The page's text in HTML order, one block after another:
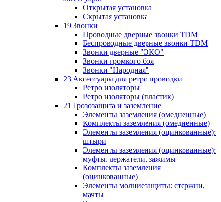
Открытая установка
Скрытая установка
19 Звонки
Проводные дверные звонки TDM
Беспроводные дверные звонки TDM
Звонки дверные "ЭКО"
Звонки громкого боя
Звонки "Народная"
23 Аксессуары для ретро проводки
Ретро изоляторы
Ретро изоляторы (пластик)
21 Грозозащита и заземление
Элементы заземления (омедненные)
Комплекты заземления (омедненные)
Элементы заземления (оцинкованные):
штыри
Элементы заземления (оцинкованные):
муфты, держатели, зажимы
Комплекты заземления
(оцинкованные)
Элементы молниезащиты: стержни,
мачты